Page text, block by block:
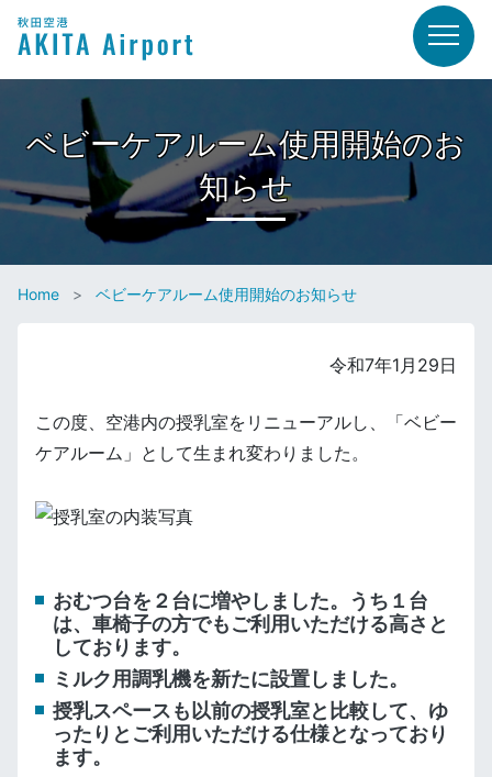
ベビーケアルーム使用開始のお
知らせ
Home ベビーケアルーム使用開始のお知らせ
令和7年1月29日
この度、空港内の授乳室をリニューアルし、「ベビー
ケアルーム」として生まれ変わりました。
おむつ台を２台に増やしました。うち１台
は、車椅子の方でもご利用いただける高さと
しております。
ミルク用調乳機を新たに設置しました。
授乳スペースも以前の授乳室と比較して、ゆ
ったりとご利用いただける仕様となっており
ます。